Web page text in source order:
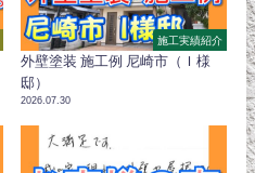
施工実績紹介
外壁塗装 施工例 尼崎市（Ｉ様
邸）
2026.07.30